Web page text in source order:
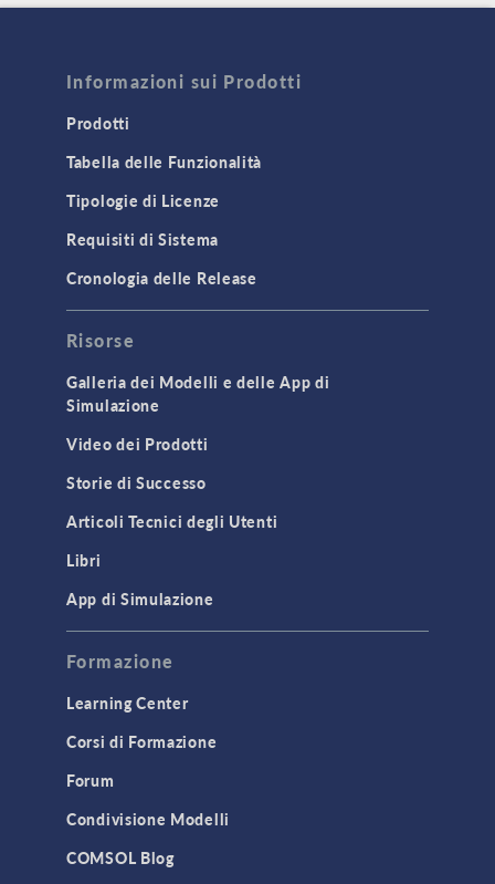
Informazioni sui Prodotti
Prodotti
Tabella delle Funzionalità
Tipologie di Licenze
Requisiti di Sistema
Cronologia delle Release
Risorse
Galleria dei Modelli e delle App di
Simulazione
Video dei Prodotti
Storie di Successo
Articoli Tecnici degli Utenti
Libri
App di Simulazione
Formazione
Learning Center
Corsi di Formazione
Forum
Condivisione Modelli
COMSOL Blog